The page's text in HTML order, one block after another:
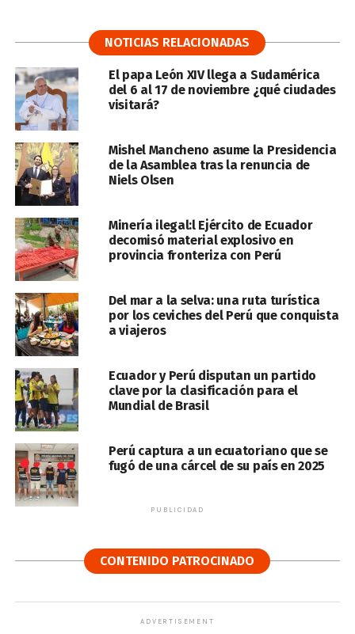
NOTICIAS RELACIONADAS
El papa León XIV llega a Sudamérica
del 6 al 17 de noviembre ¿qué ciudades
visitará?
Mishel Mancheno asume la Presidencia
de la Asamblea tras la renuncia de
Niels Olsen
Minería ilegal:l Ejército de Ecuador
decomisó material explosivo en
provincia fronteriza con Perú
Del mar a la selva: una ruta turística
por los ceviches del Perú que conquista
a viajeros
Ecuador y Perú disputan un partido
clave por la clasificación para el
Mundial de Brasil
Perú captura a un ecuatoriano que se
fugó de una cárcel de su país en 2025
PUBLICIDAD
CONTENIDO PATROCINADO
ADVERTISEMENT